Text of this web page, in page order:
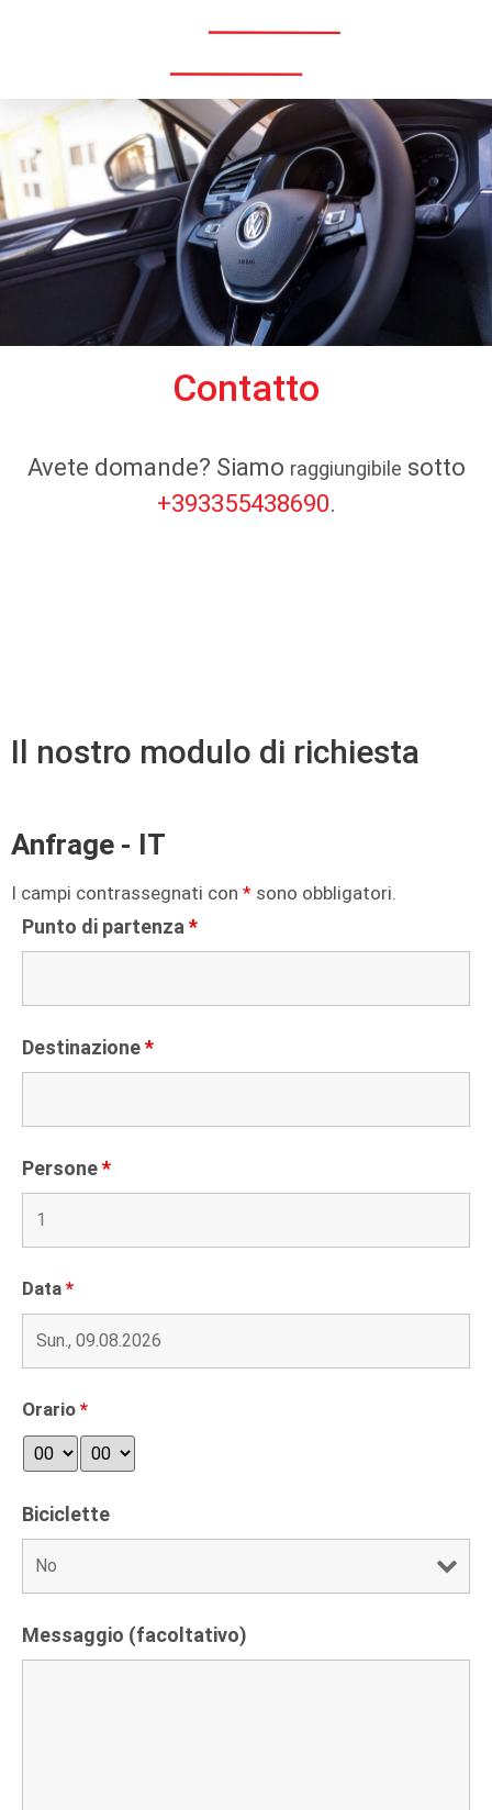
Contatto
Avete domande? Siamo raggiungibile sotto
+393355438690.
Il nostro modulo di richiesta
Anfrage - IT
I campi contrassegnati con * sono obbligatori.
Punto di partenza*
Destinazione*
Persone*
Data *
Orario *
Biciclette
Messaggio (facoltativo)